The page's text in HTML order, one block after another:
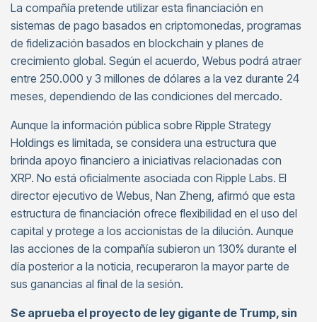
La compañía pretende utilizar esta financiación en
sistemas de pago basados en criptomonedas, programas
de fidelización basados en blockchain y planes de
crecimiento global. Según el acuerdo, Webus podrá atraer
entre 250.000 y 3 millones de dólares a la vez durante 24
meses, dependiendo de las condiciones del mercado.
Aunque la información pública sobre Ripple Strategy
Holdings es limitada, se considera una estructura que
brinda apoyo financiero a iniciativas relacionadas con
XRP. No está oficialmente asociada con Ripple Labs. El
director ejecutivo de Webus, Nan Zheng, afirmó que esta
estructura de financiación ofrece flexibilidad en el uso del
capital y protege a los accionistas de la dilución. Aunque
las acciones de la compañía subieron un 130% durante el
día posterior a la noticia, recuperaron la mayor parte de
sus ganancias al final de la sesión.
Se aprueba el proyecto de ley gigante de Trump, sin